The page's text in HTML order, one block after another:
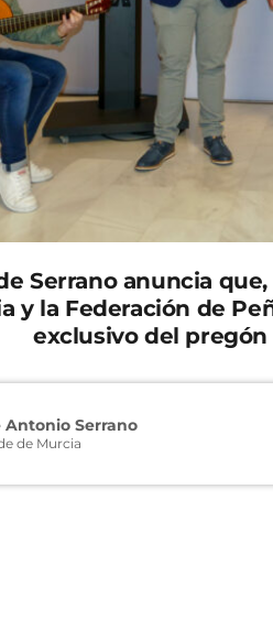
Serrano anuncia
y la Federación de
exclusivo del pregón
Antonio Serrano
de Murcia